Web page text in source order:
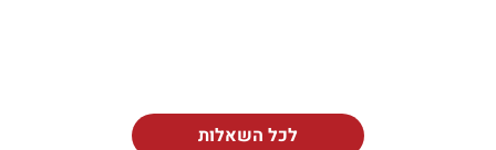
לכל השאלות